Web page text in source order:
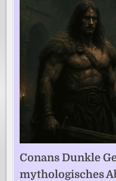
Conans Dunkle
mythologisches